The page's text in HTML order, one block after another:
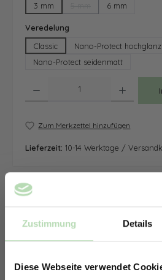
Zustimmung Details
Diese Webseite verwendet
3 mm
(Diese Option ist zurzeit
6 mm
Veredelung
Classic
Nano-Protect hochglanz
Nano-Protect seidenmatt
Zum Merkzettel hinzufügen
Lieferzeit: 10-14 Werktage /